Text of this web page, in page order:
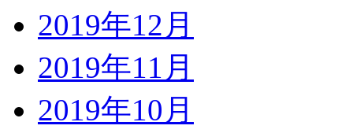
2019年12月
2019年11月
2019年10月